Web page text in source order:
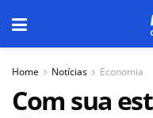
Home Notícias Economia
Com sua